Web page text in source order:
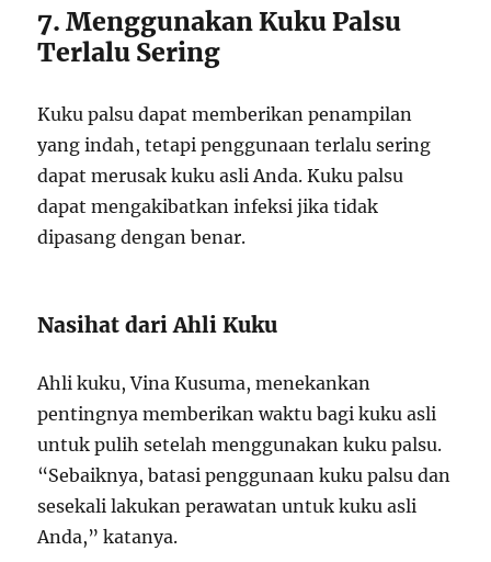
7. Menggunakan Kuku Palsu
Terlalu Sering
Kuku palsu dapat memberikan penampilan
yang indah, tetapi penggunaan terlalu sering
dapat merusak kuku asli Anda. Kuku palsu
dapat mengakibatkan infeksi jika tidak
dipasang dengan benar.
Nasihat dari Ahli Kuku
Ahli kuku, Vina Kusuma, menekankan
pentingnya memberikan waktu bagi kuku asli
untuk pulih setelah menggunakan kuku palsu.
“Sebaiknya, batasi penggunaan kuku palsu dan
sesekali lakukan perawatan untuk kuku asli
Anda,” katanya.